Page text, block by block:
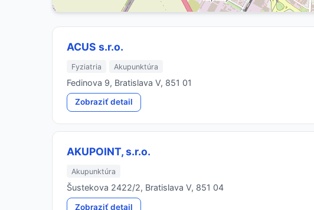
ACUS s.r.o.
Fyziatria Akupunktúra
Fedinova 9, Bratislava V, 851 01
Zobraziť detail
AKUPOINT, s.r.o.
Akupunktúra
Šustekova 2422/2, Bratislava V, 851 04
Zobraziť detail